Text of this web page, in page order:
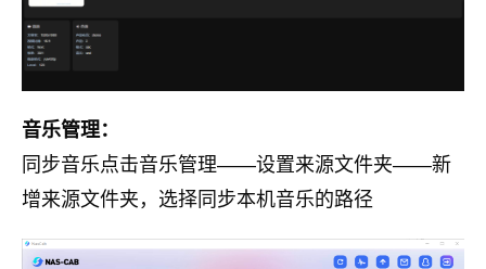
音乐管理：
同步音乐点击音乐管理——设置来源文件夹——新
增来源文件夹，选择同步本机音乐的路径